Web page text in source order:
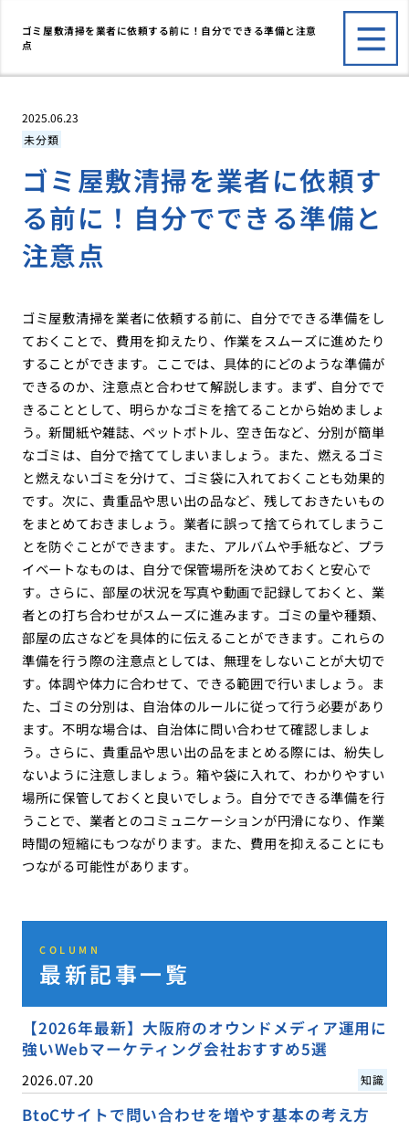
ゴミ屋敷清掃を業者に依頼する前に！自分でできる準備と注意
点
2025.06.23
未分類
ゴミ屋敷清掃を業者に依頼す
る前に！自分でできる準備と
注意点
ゴミ屋敷清掃を業者に依頼する前に、自分でできる準備をし
ておくことで、費用を抑えたり、作業をスムーズに進めたり
することができます。ここでは、具体的にどのような準備が
できるのか、注意点と合わせて解説します。まず、自分でで
きることとして、明らかなゴミを捨てることから始めましょ
う。新聞紙や雑誌、ペットボトル、空き缶など、分別が簡単
なゴミは、自分で捨ててしまいましょう。また、燃えるゴミ
と燃えないゴミを分けて、ゴミ袋に入れておくことも効果的
です。次に、貴重品や思い出の品など、残しておきたいもの
をまとめておきましょう。業者に誤って捨てられてしまうこ
とを防ぐことができます。また、アルバムや手紙など、プラ
イベートなものは、自分で保管場所を決めておくと安心で
す。さらに、部屋の状況を写真や動画で記録しておくと、業
者との打ち合わせがスムーズに進みます。ゴミの量や種類、
部屋の広さなどを具体的に伝えることができます。これらの
準備を行う際の注意点としては、無理をしないことが大切で
す。体調や体力に合わせて、できる範囲で行いましょう。ま
た、ゴミの分別は、自治体のルールに従って行う必要があり
ます。不明な場合は、自治体に問い合わせて確認しましょ
う。さらに、貴重品や思い出の品をまとめる際には、紛失し
ないように注意しましょう。箱や袋に入れて、わかりやすい
場所に保管しておくと良いでしょう。自分でできる準備を行
うことで、業者とのコミュニケーションが円滑になり、作業
時間の短縮にもつながります。また、費用を抑えることにも
つながる可能性があります。
COLUMN
最新記事一覧
【2026年最新】大阪府のオウンドメディア運用に
強いWebマーケティング会社おすすめ5選
2026.07.20 知識
BtoCサイトで問い合わせを増やす基本の考え方